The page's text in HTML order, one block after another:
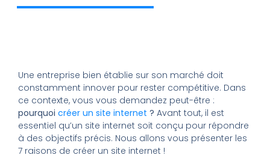
Une entreprise bien établie sur son marché doit
constamment innover pour rester compétitive. Dans
ce contexte, vous vous demandez peut-être :
pourquoi créer un site internet ? Avant tout, il est
essentiel qu’un site internet soit conçu pour répondre
à des objectifs précis. Nous allons vous présenter les
7 raisons de créer un site internet !